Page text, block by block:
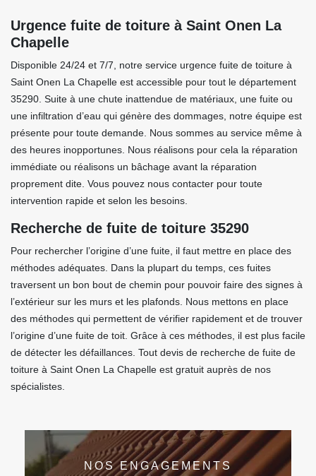
Urgence fuite de toiture à Saint Onen La
Chapelle
Disponible 24/24 et 7/7, notre service urgence fuite de toiture à
Saint Onen La Chapelle est accessible pour tout le département
35290. Suite à une chute inattendue de matériaux, une fuite ou
une infiltration d’eau qui génère des dommages, notre équipe est
présente pour toute demande. Nous sommes au service même à
des heures inopportunes. Nous réalisons pour cela la réparation
immédiate ou réalisons un bâchage avant la réparation
proprement dite. Vous pouvez nous contacter pour toute
intervention rapide et selon les besoins.
Recherche de fuite de toiture 35290
Pour rechercher l’origine d’une fuite, il faut mettre en place des
méthodes adéquates. Dans la plupart du temps, ces fuites
traversent un bon bout de chemin pour pouvoir faire des signes à
l’extérieur sur les murs et les plafonds. Nous mettons en place
des méthodes qui permettent de vérifier rapidement et de trouver
l’origine d’une fuite de toit. Grâce à ces méthodes, il est plus facile
de détecter les défaillances. Tout devis de recherche de fuite de
toiture à Saint Onen La Chapelle est gratuit auprès de nos
spécialistes.
NOS ENGAGEMENTS